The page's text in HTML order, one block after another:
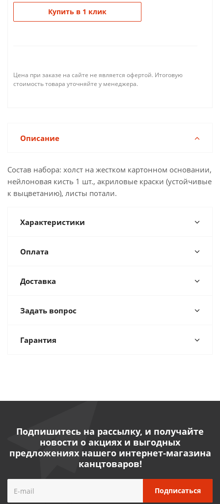
Купить в 1 клик
Цена при заказе на сайте не является офертой. Итоговую
стоимость товара уточняйте у менеджера.
Описание
Состав набора: холст на жестком картонном основании,
нейлоновая кисть 1 шт., акриловые краски (устойчивые
к выцветанию), листы потали.
Характеристики
Оплата
Доставка
Задать вопрос
Гарантия
Подпишитесь на рассылку, и получайте
новости о акциях и выгодных
предложениях нашего интернет-магазина
канцтоваров!